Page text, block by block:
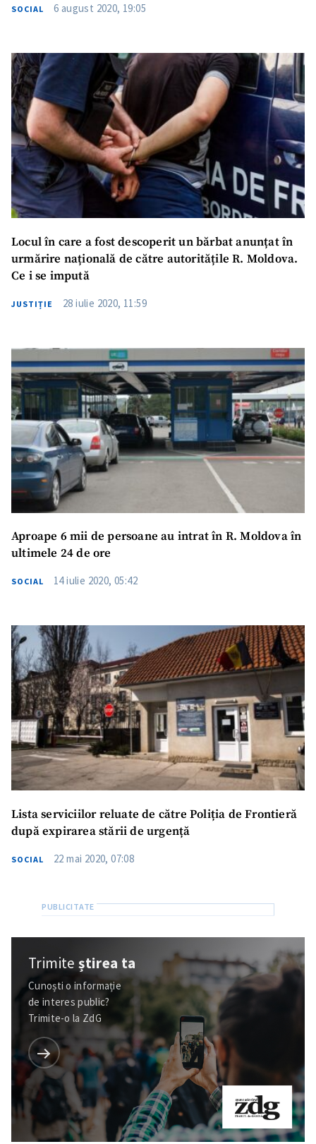
in English
SOCIAL 6 august 2020, 19:05
Locul în care a fost descoperit un bărbat anunțat în
urmărire națională de către autoritățile R. Moldova.
Ce i se impută
JUSTIȚIE 28 iulie 2020, 11:59
Aproape 6 mii de persoane au intrat în R. Moldova în
ultimele 24 de ore
SOCIAL 14 iulie 2020, 05:42
Lista serviciilor reluate de către Poliția de Frontieră
după expirarea stării de urgență
SOCIAL 22 mai 2020, 07:08
Trimiteștirea ta
Cunoști o informație
de interes public?
Trimite-o la ZdG